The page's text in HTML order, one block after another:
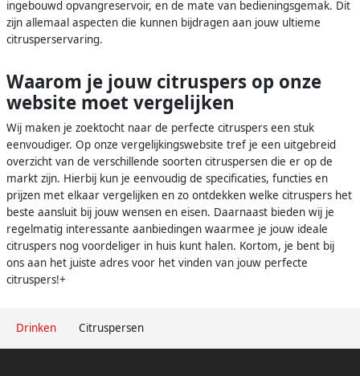
Drinken Citruspersen
ingebouwd opvangreservoir, en de mate van bedieningsgemak. Dit
zijn allemaal aspecten die kunnen bijdragen aan jouw ultieme
citrusperservaring.
Waarom je jouw citruspers op onze
website moet vergelijken
Wij maken je zoektocht naar de perfecte citruspers een stuk
eenvoudiger. Op onze vergelijkingswebsite tref je een uitgebreid
overzicht van de verschillende soorten citruspersen die er op de
markt zijn. Hierbij kun je eenvoudig de specificaties, functies en
prijzen met elkaar vergelijken en zo ontdekken welke citruspers het
beste aansluit bij jouw wensen en eisen. Daarnaast bieden wij je
regelmatig interessante aanbiedingen waarmee je jouw ideale
citruspers nog voordeliger in huis kunt halen. Kortom, je bent bij
ons aan het juiste adres voor het vinden van jouw perfecte
citruspers!+